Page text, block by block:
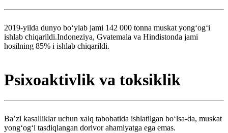
2019-yilda dunyo bo‘ylab jami 142 000 tonna muskat yong‘og‘i
ishlab chiqarildi.Indoneziya, Gvatemala va Hindistonda jami
hosilning 85% i ishlab chiqarildi.
Psixoaktivlik va toksiklik
Baʼzi kasalliklar uchun xalq tabobatida ishlatilgan boʻlsa-da, muskat
yongʻogʻi tasdiqlangan dorivor ahamiyatga ega emas.